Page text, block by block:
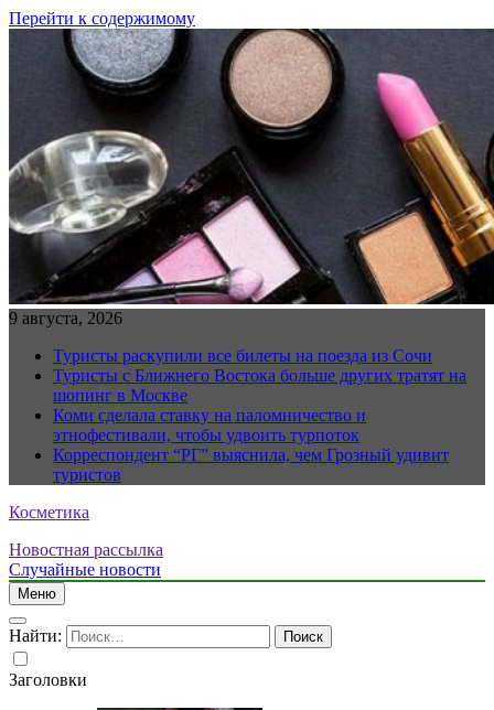
Перейти к содержимому
9 августа, 2026
Туристы раскупили все билеты на поезда из Сочи
Туристы с Ближнего Востока больше других тратят на
шопинг в Москве
Коми сделала ставку на паломничество и
этнофестивали, чтобы удвоить турпоток
Корреспондент “РГ” выяснила, чем Грозный удивит
туристов
Косметика
Новостная рассылка
Случайные новости
Меню
Найти:
Заголовки